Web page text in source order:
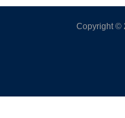
Copyright ©